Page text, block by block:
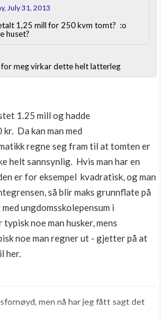
Nytt
July 31, 2013
1,25 mill for 250 kvm tomt? :o
huset?
meg virkar dette helt latterleg
1.25 mill og hadde
Da kan man med
regne seg fram til at tomten er
helt sannsynlig. Hvis man har en
er for eksempel kvadratisk, og man
så blir maks grunnflate på
ungdomsskolepensum i
noe man husker, mens
noe man regner ut - gjetter på at
her.
men nå har jeg fått sagt det